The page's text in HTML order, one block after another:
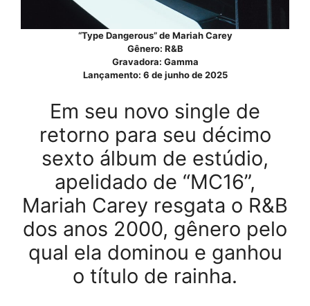
“Type Dangerous” de Mariah Carey
Gênero: R&B
Gravadora: Gamma
Lançamento: 6 de junho de 2025
Em seu novo single de
retorno para seu décimo
sexto álbum de estúdio,
apelidado de “MC16”,
Mariah Carey resgata o R&B
dos anos 2000, gênero pelo
qual ela dominou e ganhou
o título de rainha.